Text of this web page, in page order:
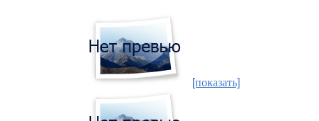
[показать]